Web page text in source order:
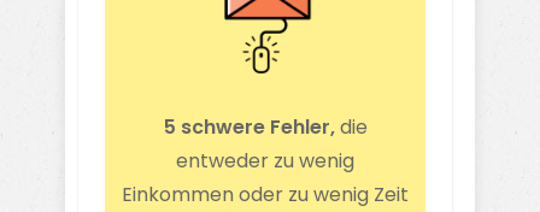
5 schwere Fehler,die
entweder zu wenig
Einkommen oder zu wenig Zeit